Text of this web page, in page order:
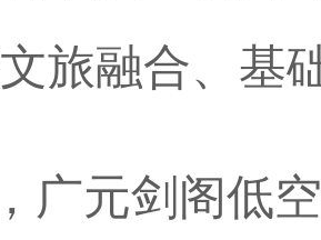
旅融合、基
广元剑阁低